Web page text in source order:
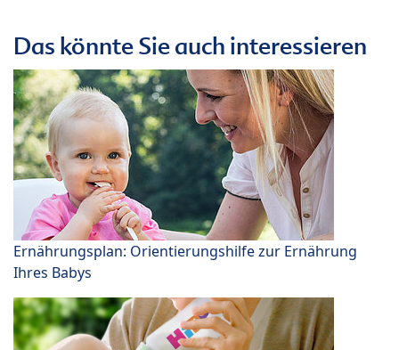
Das könnte Sie auch interessieren
Ernährungsplan: Orientierungshilfe zur Ernährung
Ihres Babys